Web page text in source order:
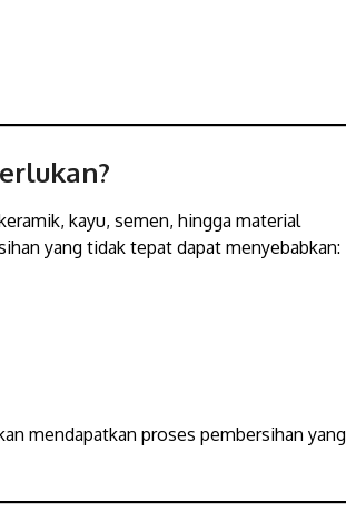
kayu, semen, hingga material
yang tidak tepat dapat menyebabkan:
mendapatkan proses pembersihan yang